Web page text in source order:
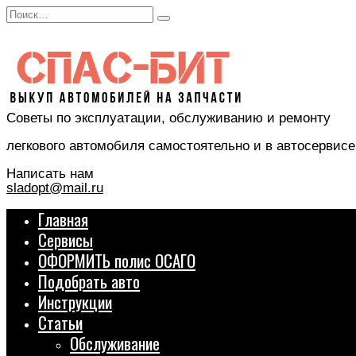
Перейти
к
Search
for:
Советы по эксплуатации, обслуживанию и ремонту
легкового автомобиля самостоятельно и в
Написать нам
sladopt@mail.ru
Главная
Сервисы
ОФОРМИТЬ полис ОСАГО
Подобрать авто
Инструкции
Статьи
Обслуживание